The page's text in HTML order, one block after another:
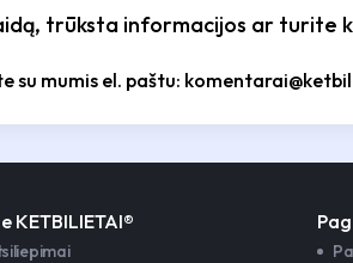
trūksta informacijos ar turite
su mumis el. paštu:
KETBILIETAI®